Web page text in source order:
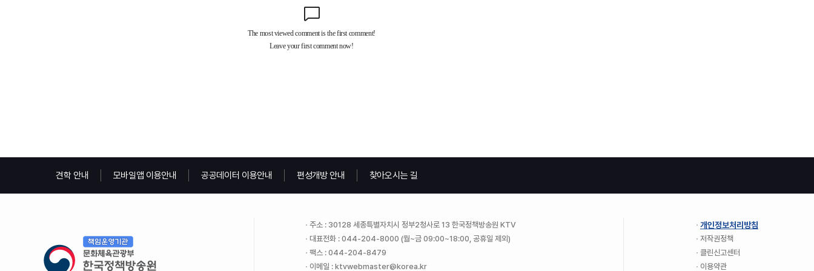
견학 안내 모바일앱 이용안내 공공데이터 이용안내 편성개방 안내 찾아오시는 길
주소 : 30128 세종특별자치시 정부2청사로 13 한국정책방송원 KTV
대표전화 : 044-204-8000 (월~금 09:00~18:00, 공휴일 제외)
팩스 : 044-204-8479
이메일 : ktvwebmaster@korea.kr
개인정보처리방침
저작권정책
클린신고센터
이용약관